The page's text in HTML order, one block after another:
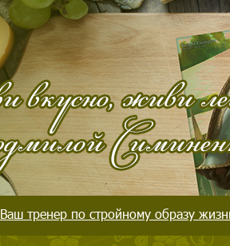
Ваш тренер по стройному образу